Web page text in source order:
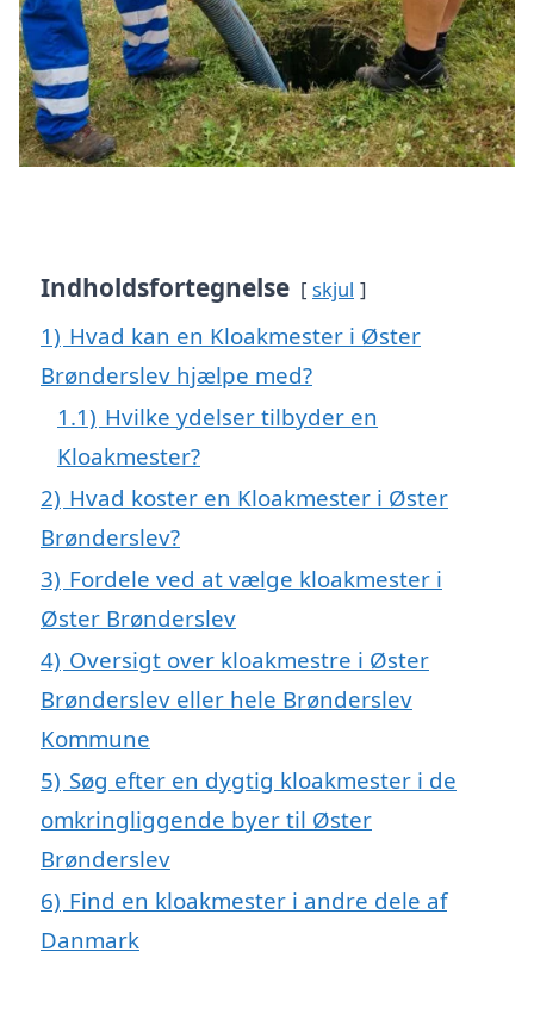
Indholdsfortegnelse skjul
1) Hvad kan en Kloakmester i Øster
Brønderslev hjælpe med?
1.1) Hvilke ydelser tilbyder en
Kloakmester?
2) Hvad koster en Kloakmester i Øster
Brønderslev?
3) Fordele ved at vælge kloakmester i
Øster Brønderslev
4) Oversigt over kloakmestre i Øster
Brønderslev eller hele Brønderslev
Kommune
5) Søg efter en dygtig kloakmester i de
omkringliggende byer til Øster
Brønderslev
6) Find en kloakmester i andre dele af
Danmark